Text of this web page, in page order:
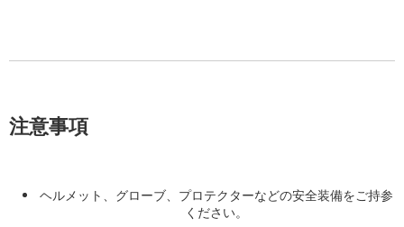
注意事項
ヘルメット、グローブ、プロテクターなどの安全装備をご持参
ください。